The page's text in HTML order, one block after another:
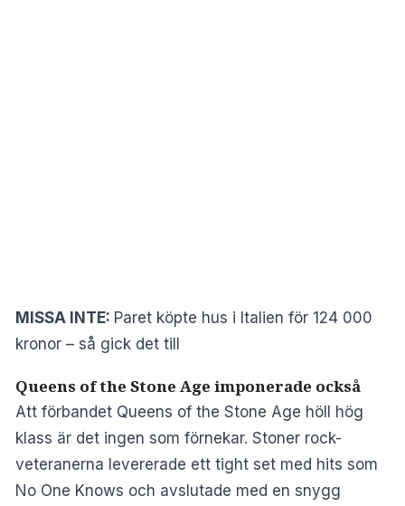
MISSA INTE: Paret köpte hus i Italien för 124 000
kronor – så gick det till
Queens of the Stone Age imponerade också
Att förbandet Queens of the Stone Age höll hög
klass är det ingen som förnekar. Stoner rock-
veteranerna levererade ett tight set med hits som
No One Knows och avslutade med en snygg